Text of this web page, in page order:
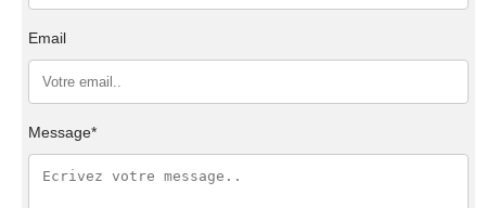
Email
Message*